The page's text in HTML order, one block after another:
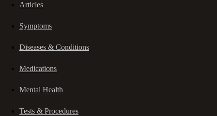
Articles
Symptoms
Diseases & Conditions
Medications
Mental Health
Tests & Procedures